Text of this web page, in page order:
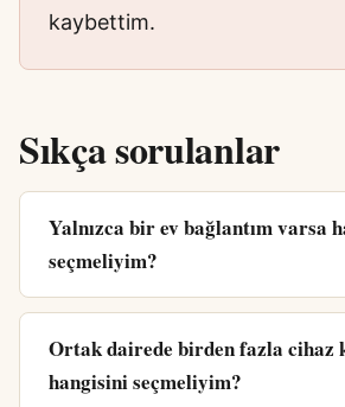
kaybettim.
Sıkça sorulanlar
Yalnızca bir ev bağlantım varsa
seçmeliyim?
Ortak dairede birden fazla cihaz
hangisini seçmeliyim?